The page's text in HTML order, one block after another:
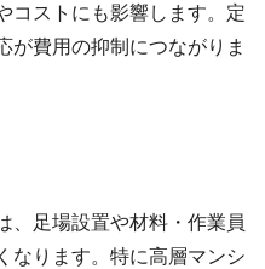
コストにも影響します。定
が費用の抑制につながりま
、足場設置や材料・作業員
なります。特に高層マンシ